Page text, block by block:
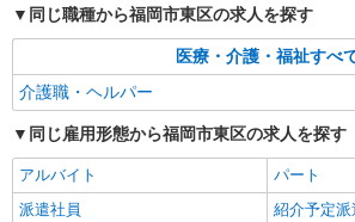
キープ
派遣社員
株式会社kotrio /●FK-H-1880024
＜西鉄香椎＞障がい者施
見守りなど＊日払いOK
時給1450円〜2062円
同じ職種から福岡市東区の求人を探す
医療・介護・福祉すべ
介護職・ヘルパー
同じ雇用形態から福岡市東区の求人を探す
アルバイト
パート
派遣社員
紹介予定派